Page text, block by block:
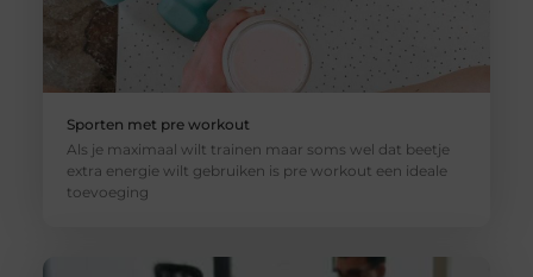
Sporten met pre workout
Als je maximaal wilt trainen maar soms wel dat beetje
extra energie wilt gebruiken is pre workout een ideale
toevoeging